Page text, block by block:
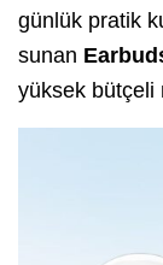
günlük pratik
sunan
yüksek bütçeli